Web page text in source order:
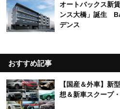
オートバックス新
ンス大橋」誕生
デンス
おすすめ記事
【国産＆外車】新
想＆新車スクープ